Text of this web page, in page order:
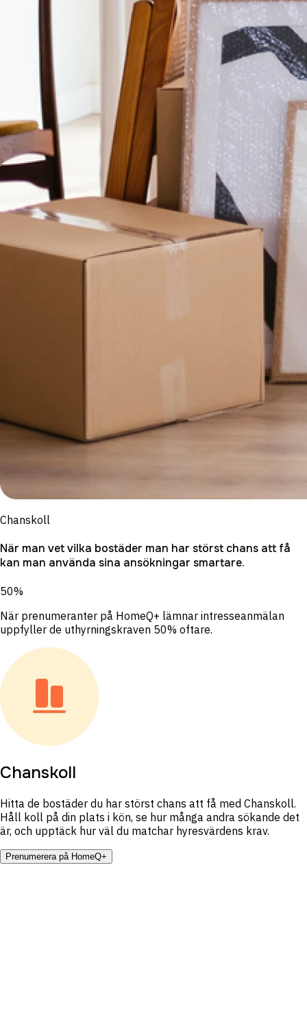
Chanskoll
När man vet vilka bostäder man har störst chans att få
kan man använda sina ansökningar smartare.
50%
När prenumeranter på HomeQ+ lämnar intresseanmälan
uppfyller de uthyrningskraven 50% oftare.
Chanskoll
Hitta de bostäder du har störst chans att få med Chanskoll.
Håll koll på din plats i kön, se hur många andra sökande det
är, och upptäck hur väl du matchar hyresvärdens krav.
Prenumerera på HomeQ+